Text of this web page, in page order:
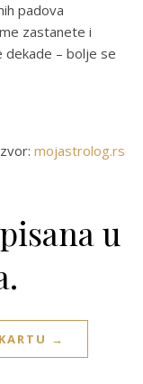
padova
zastanete i
– bolje se
mojastrolog.rs
u
→